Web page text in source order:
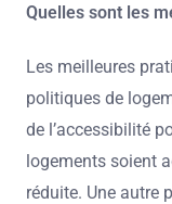
Quelles sont les
Les meilleures
politiques de
de l’accessibilité
logements soient
réduite. Une autre